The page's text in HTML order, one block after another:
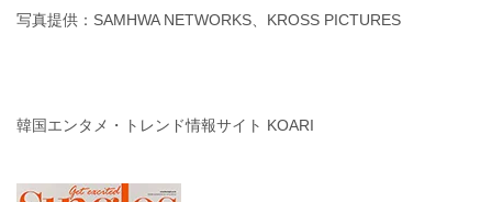
写真提供：SAMHWA NETWORKS、KROSS PICTURES
韓国エンタメ・トレンド情報サイト KOARI